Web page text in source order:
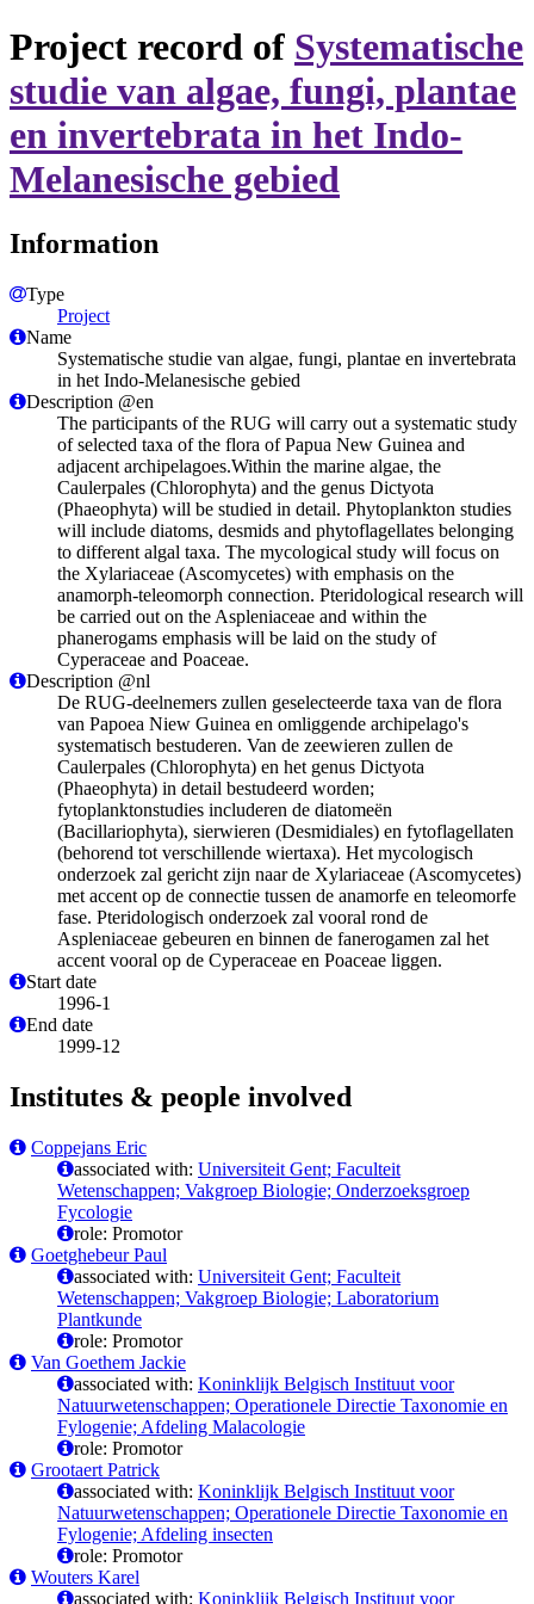
Project record of Systematische
studie van algae, fungi, plantae
en invertebrata in het Indo-
Melanesische gebied
Information
Type
Project
Name
Systematische studie van algae, fungi, plantae en invertebrata
in het Indo-Melanesische gebied
Description @en
The participants of the RUG will carry out a systematic study
of selected taxa of the flora of Papua New Guinea and
adjacent archipelagoes.Within the marine algae, the
Caulerpales (Chlorophyta) and the genus Dictyota
(Phaeophyta) will be studied in detail. Phytoplankton studies
will include diatoms, desmids and phytoflagellates belonging
to different algal taxa. The mycological study will focus on
the Xylariaceae (Ascomycetes) with emphasis on the
anamorph-teleomorph connection. Pteridological research will
be carried out on the Aspleniaceae and within the
phanerogams emphasis will be laid on the study of
Cyperaceae and Poaceae.
Description @nl
De RUG-deelnemers zullen geselecteerde taxa van de flora
van Papoea Niew Guinea en omliggende archipelago's
systematisch bestuderen. Van de zeewieren zullen de
Caulerpales (Chlorophyta) en het genus Dictyota
(Phaeophyta) in detail bestudeerd worden;
fytoplanktonstudies includeren de diatomeën
(Bacillariophyta), sierwieren (Desmidiales) en fytoflagellaten
(behorend tot verschillende wiertaxa). Het mycologisch
onderzoek zal gericht zijn naar de Xylariaceae (Ascomycetes)
met accent op de connectie tussen de anamorfe en teleomorfe
fase. Pteridologisch onderzoek zal vooral rond de
Aspleniaceae gebeuren en binnen de fanerogamen zal het
accent vooral op de Cyperaceae en Poaceae liggen.
Start date
1996-1
End date
1999-12
Institutes & people involved
Coppejans Eric
associated with: Universiteit Gent; Faculteit
Wetenschappen; Vakgroep Biologie; Onderzoeksgroep
Fycologie
role: Promotor
Goetghebeur Paul
associated with: Universiteit Gent; Faculteit
Wetenschappen; Vakgroep Biologie; Laboratorium
Plantkunde
role: Promotor
Van Goethem Jackie
associated with: Koninklijk Belgisch Instituut voor
Natuurwetenschappen; Operationele Directie Taxonomie en
Fylogenie; Afdeling Malacologie
role: Promotor
Grootaert Patrick
associated with: Koninklijk Belgisch Instituut voor
Natuurwetenschappen; Operationele Directie Taxonomie en
Fylogenie; Afdeling insecten
role: Promotor
Wouters Karel
associated with: Koninklijk Belgisch Instituut voor